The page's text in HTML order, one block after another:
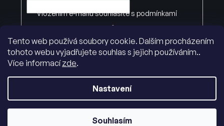
Tento web používá soubory cookie. Dalším procházením
tohoto webu vyjadřujete souhlas s jejich používáním..
Více informacízde.
Nastavení
Souhlasím
Vložením e-mailu souhlasíte s podmínkami
ochrany osobních údajů
PŘIHLÁSIT SE
Vytvořil Shoptet|Dostmedia